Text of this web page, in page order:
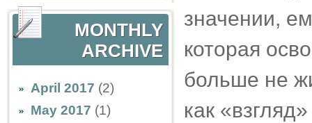
MONTHLY
ARCHIVE
April 2017 (2)
May 2017 (1)
значении,
которая
больше не
как